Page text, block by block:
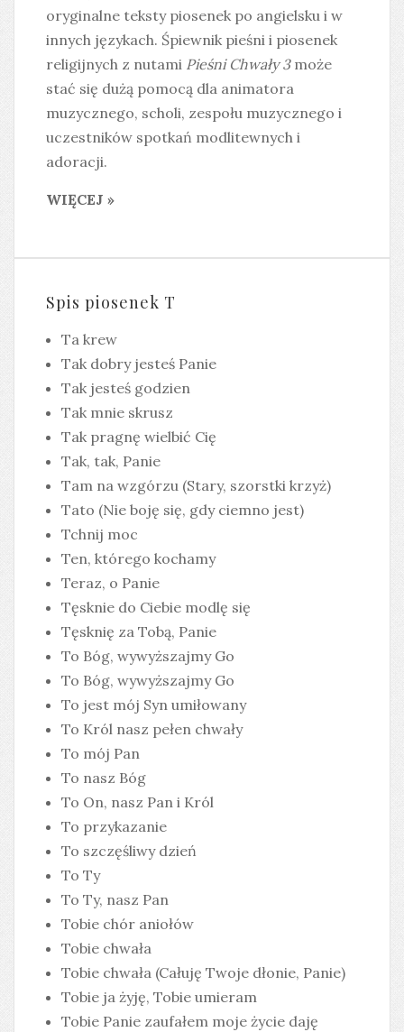
oryginalne teksty piosenek po angielsku i w
innych językach. Śpiewnik pieśni i piosenek
religijnych z nutami Pieśni Chwały 3może
stać się dużą pomocą dla animatora
muzycznego, scholi, zespołu muzycznego i
uczestników spotkań modlitewnych i
adoracji.
WIĘCEJ »
Spis piosenek T
Ta krew
Tak dobry jesteś Panie
Tak jesteś godzien
Tak mnie skrusz
Tak pragnę wielbić Cię
Tak, tak, Panie
Tam na wzgórzu (Stary, szorstki krzyż)
Tato (Nie boję się, gdy ciemno jest)
Tchnij moc
Ten, którego kochamy
Teraz, o Panie
Tęsknie do Ciebie modlę się
Tęsknię za Tobą, Panie
To Bóg, wywyższajmy Go
To Bóg, wywyższajmy Go
To jest mój Syn umiłowany
To Król nasz pełen chwały
To mój Pan
To nasz Bóg
To On, nasz Pan i Król
To przykazanie
To szczęśliwy dzień
To Ty
To Ty, nasz Pan
Tobie chór aniołów
Tobie chwała
Tobie chwała (Całuję Twoje dłonie, Panie)
Tobie ja żyję, Tobie umieram
Tobie Panie zaufałem moje życie daję